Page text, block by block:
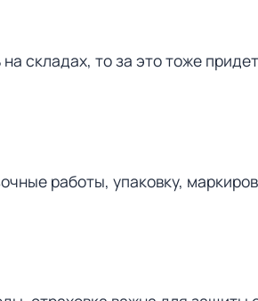
складах, то за это тоже
работы, упаковку,